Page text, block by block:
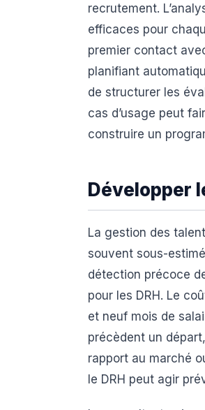
recrutement.
efficaces pour
premier contact
planifiant
de structurer les
cas d’usage peut
construire un
Développer
La gestion des
souvent sous-
détection précoce
pour les DRH. Le
et neuf mois de
précèdent un
rapport au marché
le DRH peut agir